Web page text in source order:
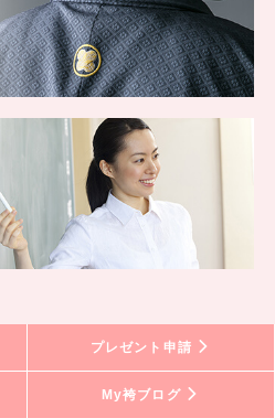
プレゼント申請
My袴ブログ